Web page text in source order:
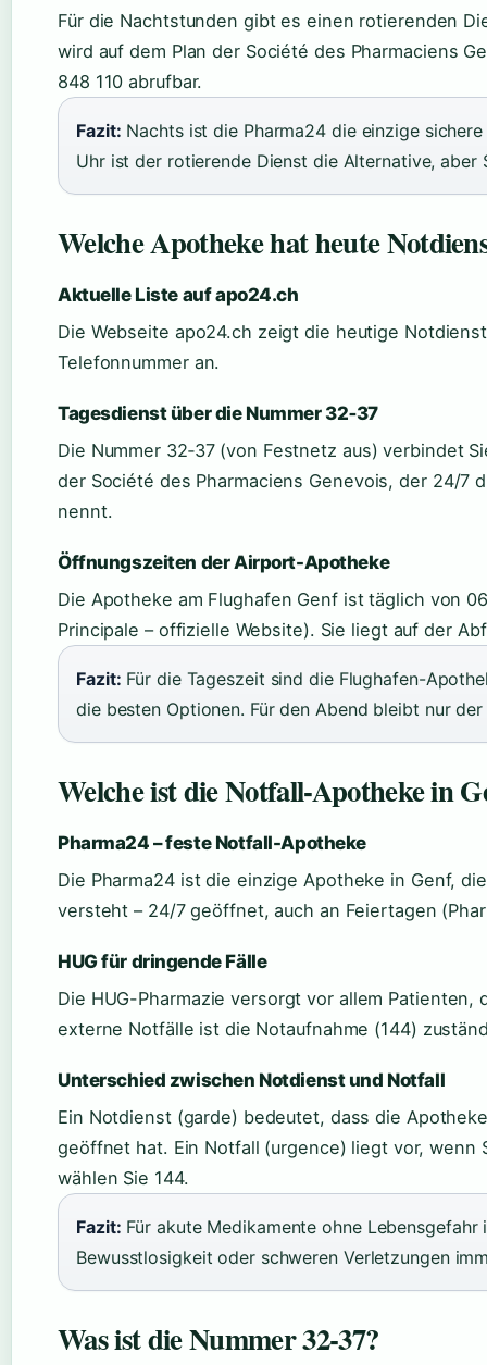
Für die Nachtstunden gibt es einen rotierenden
wird auf dem Plan der Société des Pharmaciens
848 110 abrufbar.
Fazit: Nachts ist die Pharma24 die einzige
Uhr ist der rotierende Dienst die Alternative, aber
Welche Apotheke hat heute
Aktuelle Liste auf apo24.ch
Die Webseite apo24.ch zeigt die heutige
Telefonnummer an.
Tagesdienst über die Nummer 32‑37
Die Nummer 32‑37 (von Festnetz aus) verbindet
der Société des Pharmaciens Genevois, der 24/7
nennt.
Öffnungszeiten der Airport-Apotheke
Die Apotheke am Flughafen Genf ist täglich von
Principale – offizielle Website). Sie liegt auf der
Fazit: Für die Tageszeit sind die Flughafen-
die besten Optionen. Für den Abend bleibt nur
Welche ist die Notfall-Apotheke in
Pharma24 – feste Notfall-Apotheke
Die Pharma24 ist die einzige Apotheke in Genf,
versteht – 24/7 geöffnet, auch an Feiertagen
HUG für dringende Fälle
Die HUG-Pharmazie versorgt vor allem Patienten,
externe Notfälle ist die Notaufnahme (144)
Unterschied zwischen Notdienst und Notfall
Ein Notdienst (garde) bedeutet, dass die
geöffnet hat. Ein Notfall (urgence) liegt vor, wenn
wählen Sie 144.
Fazit: Für akute Medikamente ohne
Bewusstlosigkeit oder schweren Verletzungen
Was ist die Nummer 32‑37?